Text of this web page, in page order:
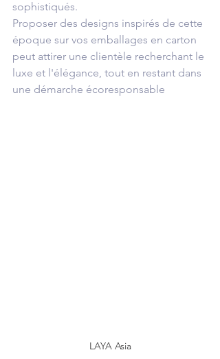
sophistiqués.
Proposer des designs inspirés de cette
époque sur vos emballages en carton
peut attirer une clientèle recherchant le
luxe et l'élégance, tout en restant dans
une démarche écoresponsable
LAYA Asia